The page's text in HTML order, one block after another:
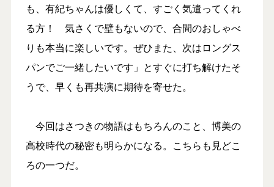
も、有紀ちゃんは優しくて、すごく気遣ってくれ
る方！ 気さくで壁もないので、合間のおしゃべ
りも本当に楽しいです。ぜひまた、次はロングス
パンでご一緒したいです」とすぐに打ち解けたそ
うで、早くも再共演に期待を寄せた。
今回はさつきの物語はもちろんのこと、博美の
高校時代の秘密も明らかになる。こちらも見どこ
ろの一つだ。